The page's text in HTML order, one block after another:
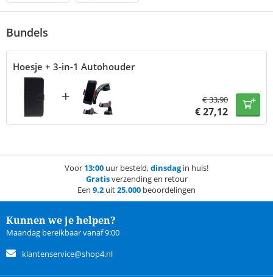
Bundels
Hoesje + 3-in-1 Autohouder
+ €33,90
€27,12
Voor 13:00 uur besteld,dinsdagin huis!
Gratisverzending en retour
Een 9.2 uit25.000 beoordelingen
Kunnen we je helpen?
Maandag bereikbaar vanaf 9:00
klantenservice@shop4.nl